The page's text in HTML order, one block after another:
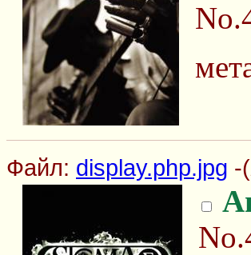
Файл: display.php.jpg -(